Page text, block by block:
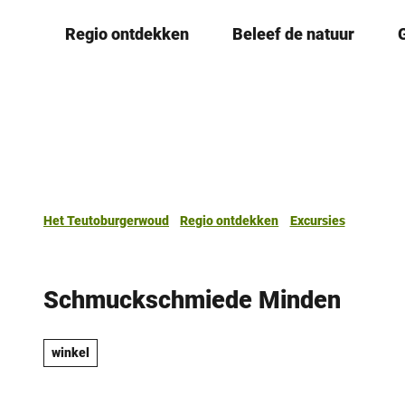
Regio ontdekken Beleef de natuur
Het Teutoburgerwoud Regio ontdekken
Excursies
Schmuckschmiede Minden
winkel